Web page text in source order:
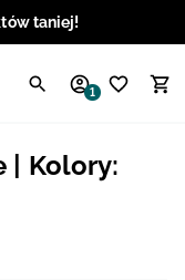
taniej!
1
| Kolory:
/ USD